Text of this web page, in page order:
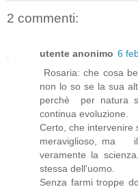
2 commenti:
utente anonimo 6
Rosaria: che cosa
non lo so se la sua
perchè per natura
continua evoluzione.
Certo, che intervenire
meraviglioso, ma il
veramente la
stessa dell'uomo.
Senza farmi troppe